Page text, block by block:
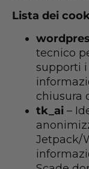
Lista dei
tecnico
supporti
chiusura
tk_ai –
Jetpack/